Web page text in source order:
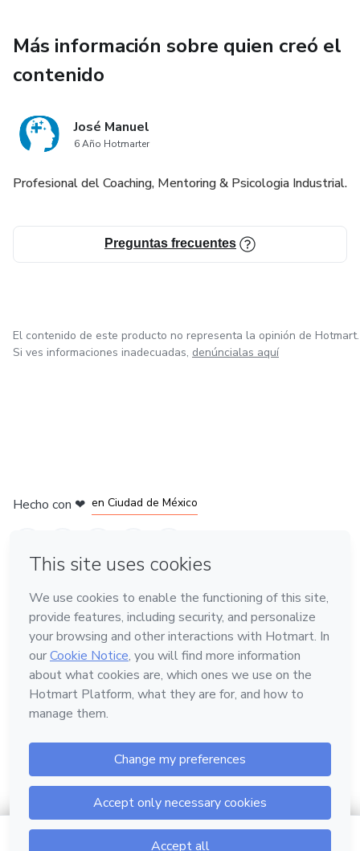
Más información sobre quien creó el
contenido
José Manuel
6 Año Hotmarter
Profesional del Coaching, Mentoring & Psicologia Industrial.
Preguntas frecuentes
El contenido de este producto no representa la opinión de Hotmart.
Si ves informaciones inadecuadas, denúncialas aquí
Hecho con ❤ en Ciudad de México
Conoce Hotmart
Idioma
Español
Hotmart — 2011-2026 © Todos los derechos reservados.